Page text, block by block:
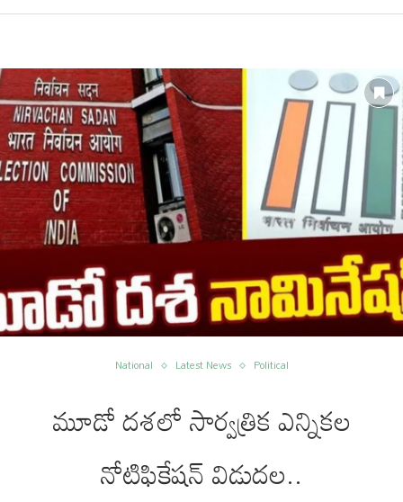
National Latest News Political
మూడో దశలో సార్వత్రిక ఎన్నికల
నోటిఫికేషన్ విడుదల..